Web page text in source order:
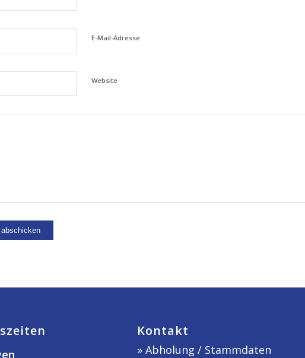
E-Mail-Adresse
Website
Kontakt
» Abholung / Stammdaten